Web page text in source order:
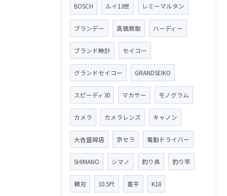
BOSCH ルイ13世 レミーマルタン
ブランデー 高価買取 ハーディー
ブランド時計 セイコー
グランドセイコー GRANDSEIKO
スピーディ30 マカサー モノグラム
カメラ カメラレンズ キャノン
大吉盛岡店 京セラ 電動ドライバー
SHIMANO シマノ 釣り具 釣り竿
頼刃 10.5尺 喜平 K18